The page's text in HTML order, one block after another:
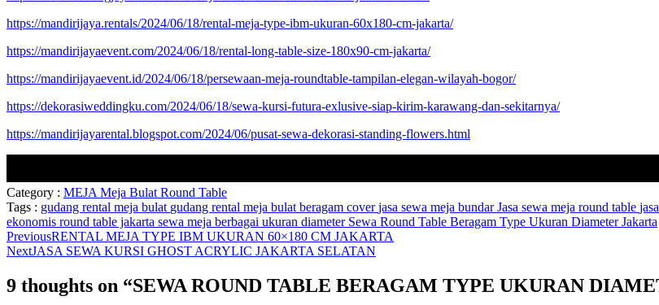
https://mandirijaya.rentals/2024/06/18/rental-meja-type-ibm-ukuran-60x180-cm-jakarta/
https://mandirijayaevent.com/2024/06/18/rental-long-table-size-180x90-cm-jakarta/
https://mandirijayaevent.id/2024/06/18/persewaan-meja-roundtable-tampilan-elegan-wilayah-bogor/
https://dekorasiweddingku.com/2024/06/18/sewa-kursi-futura-exlusive-siap-kirim-karawang-dan-sekitarnya/
https://mandirijayarental.blogspot.com/2024/06/pusat-sewa-dekorasi-standing-flowers.html
Category : MEJA Meja Bulat Round Table
Tags : gudang rental meja bulat gudang rental meja bulat beragam coverjasa sewa meja bundarJasa sewa meja round table
ekonomis round table jakarta sewa meja berbagai ukuran diameter Sewa Round Table Beragam Type Ukuran Diameter Jakarta
PreviousRENTAL MEJA TYPE IBM UKURAN 60×180 CM JAKARTA
NextJASA SEWA KURSI GHOST ACRYLIC JAKARTA SELATAN
9 thoughts on “SEWA ROUND TABLE BERAGAM TYPE UKURAN